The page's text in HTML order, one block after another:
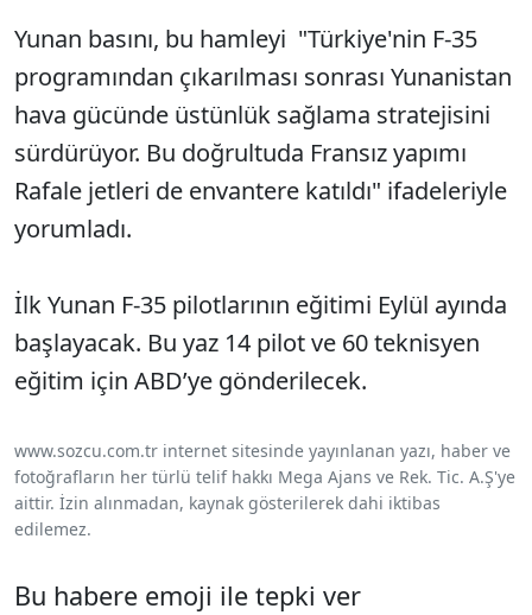
Yunan basını, bu hamleyi "Türkiye'nin F-35
programından çıkarılması sonrası Yunanistan
hava gücünde üstünlük sağlama stratejisini
sürdürüyor. Bu doğrultuda Fransız yapımı
Rafale jetleri de envantere katıldı" ifadeleriyle
yorumladı.
İlk Yunan F-35 pilotlarının eğitimi Eylül ayında
başlayacak. Bu yaz 14 pilot ve 60 teknisyen
eğitim için ABD’ye gönderilecek.
www.sozcu.com.tr internet sitesinde yayınlanan yazı, haber ve
fotoğrafların her türlü telif hakkı Mega Ajans ve Rek. Tic. A.Ş'ye
aittir. İzin alınmadan, kaynak gösterilerek dahi iktibas
edilemez.
Bu habere emoji ile tepki ver